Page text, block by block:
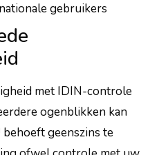
gebruikers
met IDIN-controle
ogenblikken kan
behoeft geenszins te